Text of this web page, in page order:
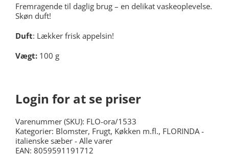
Fremragende til daglig brug – en delikat vaskeoplevelse.
Skøn duft!
Duft: Lækker frisk appelsin!
Vægt: 100 g
Login for at se priser
Varenummer (SKU): FLO-ora/1533
Kategorier: Blomster, Frugt, Køkken m.fl., FLORINDA -
italienske sæber - Alle varer
EAN: 8059591191712